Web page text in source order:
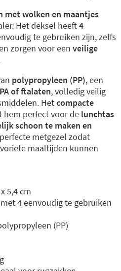
met wolken en maantjes
Het deksel heeft4
te gebruiken zijn, zelfs
zorgen voor een veilige
polypropyleen (PP), een
of ftalaten, volledig veilig
Hetcompacte
hem perfect voor de lunchtas
schoon te maken en
metgezel zodat
maaltijden kunnen
5,4 cm
4 eenvoudig te gebruiken
(PP)